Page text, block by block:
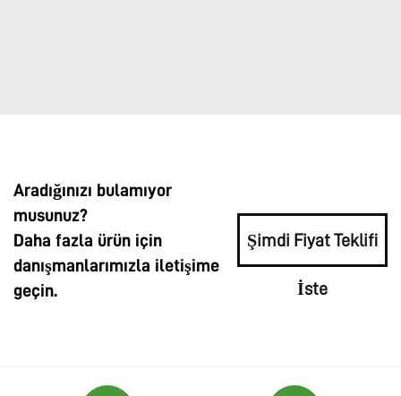
Aradığınızı bulamıyor
musunuz?
Daha fazla ürün için
danışmanlarımızla iletişime
geçin.
Şimdi Fiyat Teklifi
İste